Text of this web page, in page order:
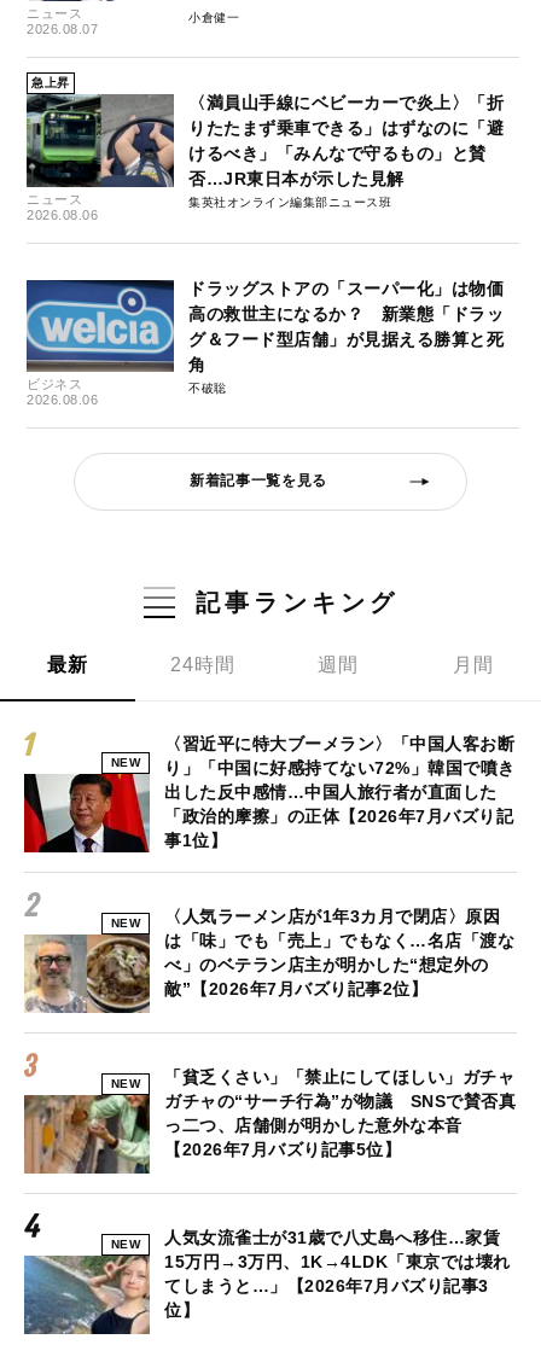
ニュース
2026.08.07
小倉健一
急上昇
ニュース
2026.08.06
〈満員山手線にベビーカーで炎上〉「折
りたたまず乗車できる」はずなのに「避
けるべき」「みんなで守るもの」と賛
否…JR東日本が示した見解
集英社オンライン編集部ニュース班
ビジネス
2026.08.06
ドラッグストアの「スーパー化」は物価
高の救世主になるか？ 新業態「ドラッ
グ＆フード型店舗」が見据える勝算と死
角
不破聡
新着記事一覧を見る
記事ランキング
最新 24時間 週間 月間
NEW
〈習近平に特大ブーメラン〉「中国人客お断
り」「中国に好感持てない72%」韓国で噴き
出した反中感情…中国人旅行者が直面した
「政治的摩擦」の正体【2026年7月バズり記
事1位】
NEW
〈人気ラーメン店が1年3カ月で閉店〉原因
は「味」でも「売上」でもなく…名店「渡な
べ」のベテラン店主が明かした“想定外の
敵”【2026年7月バズり記事2位】
NEW
「貧乏くさい」「禁止にしてほしい」ガチャ
ガチャの“サーチ行為”が物議 SNSで賛否真
っ二つ、店舗側が明かした意外な本音
【2026年7月バズり記事5位】
NEW
人気女流雀士が31歳で八丈島へ移住…家賃
15万円→3万円、1K→4LDK「東京では壊れ
てしまうと…」【2026年7月バズり記事3
位】